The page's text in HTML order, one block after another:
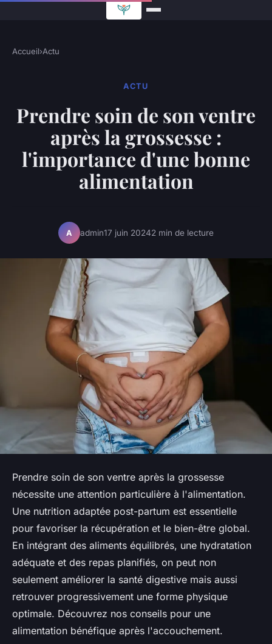
Accueil›Actu
ACTU
Prendre soin de son ventre
après la grossesse :
l'importance d'une bonne
alimentation
A admin17 juin 20242 min de lecture
Prendre soin de son ventre après la grossesse
nécessite une attention particulière à l'alimentation.
Une nutrition adaptée post-partum est essentielle
pour favoriser la récupération et le bien-être global.
En intégrant des aliments équilibrés, une hydratation
adéquate et des repas planifiés, on peut non
seulement améliorer la santé digestive mais aussi
retrouver progressivement une forme physique
optimale. Découvrez nos conseils pour une
alimentation bénéfique après l'accouchement.